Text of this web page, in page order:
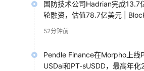
国防技术公司Hadrian完成13.7
轮融资，估值78.7亿美元 |
52分钟前
Pendle Finance在Morpho上线
USDai和PT-sUSDD，最高年化